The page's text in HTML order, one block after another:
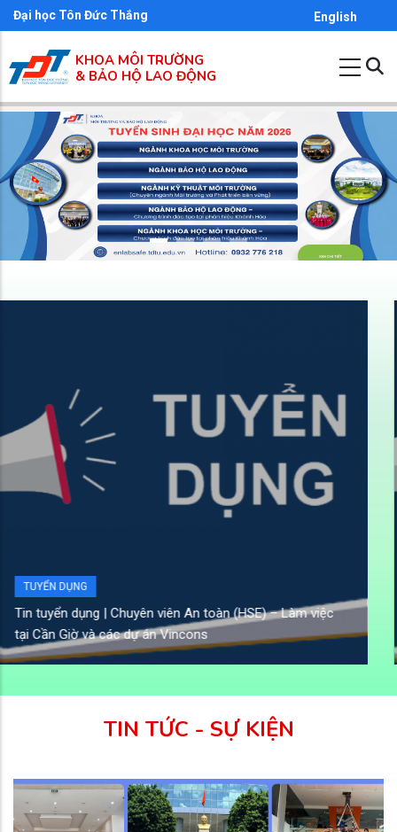
Nhảy
đến
nội
dung
Đại học Tôn Đức Thắng English
KHOA MÔI TRƯỜNG
& BẢO HỘ LAO ĐỘNG
XEM CHI TIẾT
Tin tuyển dụng | Công ty TNHH Xây dựng – Dịch vụ Kỹ
thuật Viễn Đông tuyển dụng nhiều vị trí kỹ thuật xây
TIN TỨC - SỰ KIỆN